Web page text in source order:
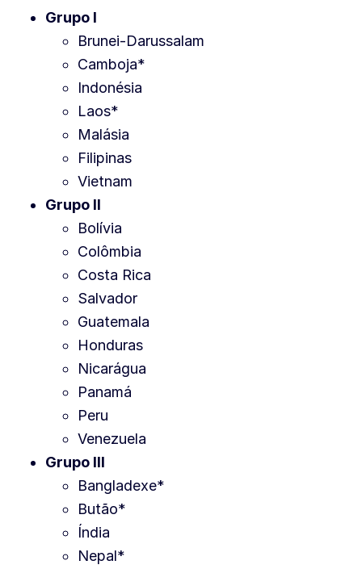
Grupo I
Brunei-Darussalam
Camboja*
Indonésia
Laos*
Malásia
Filipinas
Vietnam
Grupo II
Bolívia
Colômbia
Costa Rica
Salvador
Guatemala
Honduras
Nicarágua
Panamá
Peru
Venezuela
Grupo III
Bangladexe*
Butão*
Índia
Nepal*